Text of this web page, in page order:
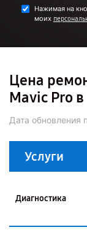
Нажимая на
моих
Цена
Mavic Pro
Дата обновления
Услуги
Диагностика